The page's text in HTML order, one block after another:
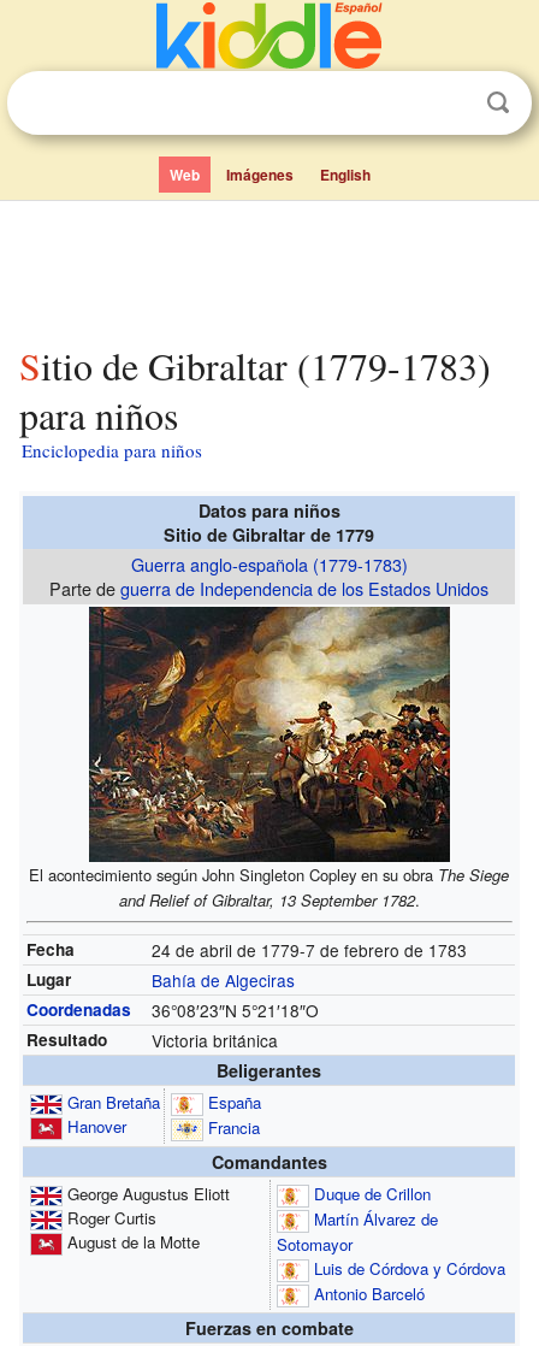
Web Imágenes English
Sitio de Gibraltar (1779-1783)
para niños
Enciclopedia para niños
Datos para niños
Sitio de Gibraltar de 1779
Guerra anglo-española (1779-1783)
Parte deguerra de Independencia de los Estados Unidos
El acontecimiento según John Singleton Copley en su obra The Siege
and Relief of Gibraltar, 13 September 1782.
Fecha 24 de abril de 1779-7 de febrero de 1783
Lugar Bahía de Algeciras
Coordenadas 36°08′23″N 5°21′18″O
Resultado
Victoria británica
Beligerantes
Gran Bretaña
Hanover
España
Francia
Comandantes
George Augustus Eliott
Roger Curtis
August de la Motte
Duque de Crillon
Martín Álvarez de
Sotomayor
Luis de Córdova y Córdova
Antonio Barceló
Fuerzas en combate